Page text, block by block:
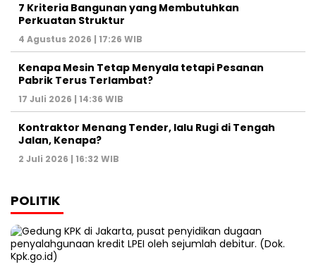
7 Kriteria Bangunan yang Membutuhkan
Perkuatan Struktur
4 Agustus 2026 | 17:26 WIB
Kenapa Mesin Tetap Menyala tetapi Pesanan
Pabrik Terus Terlambat?
17 Juli 2026 | 14:36 WIB
Kontraktor Menang Tender, lalu Rugi di Tengah
Jalan, Kenapa?
2 Juli 2026 | 16:32 WIB
POLITIK